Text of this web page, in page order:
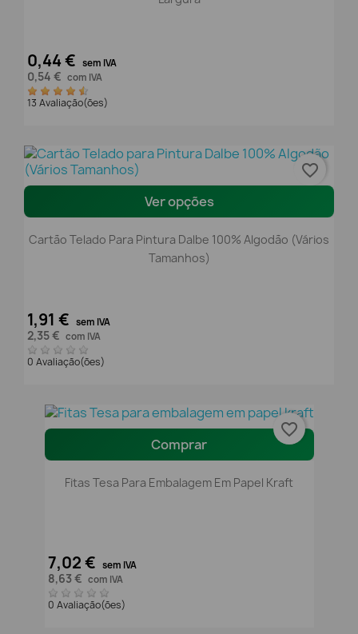
0,44 € sem IVA
0,54 € com IVA
13 Avaliação(ões)
Ver opções
Cartão Telado Para Pintura Dalbe 100% Algodão (Vários
Tamanhos)
1,91 € sem IVA
2,35 € com IVA
0 Avaliação(ões)
favorite_border
Comprar
Fitas Tesa Para Embalagem Em Papel Kraft
7,02 € sem IVA
8,63 € com IVA
0 Avaliação(ões)
favorite_border